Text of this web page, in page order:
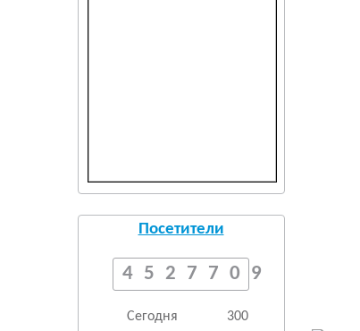
Посетители
4527709
Сегодня
300